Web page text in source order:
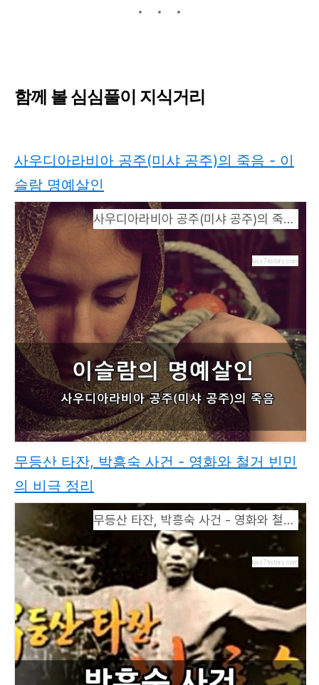
함께 볼 심심풀이 지식거리
사우디아라비아 공주(미샤 공주)의 죽음 - 이
슬람 명예살인
사우디아라비아 공주(미샤 공주)의 죽음 - 이슬람 명예살인
kiss7.tistory.com
무등산 타잔, 박흥숙 사건 - 영화와 철거 빈민
의 비극 정리
무등산 타잔, 박흥숙 사건 - 영화와 철거 빈민의 비극 정리
kiss7.tistory.com